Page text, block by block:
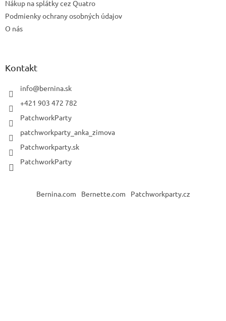
Nákup na splátky cez Quatro
Podmienky ochrany osobných údajov
O nás
Kontakt
info@bernina.sk
+421 903 472 782
PatchworkParty
patchworkparty_anka_zimova
Patchworkparty.sk
PatchworkParty
Bernina.com Bernette.com Patchworkparty.cz